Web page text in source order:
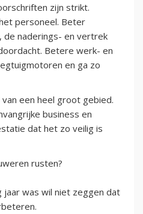
zijn strikt.
personeel. Beter
de naderings- en vertrek
Betere werk- en
en ga zo
een heel groot gebied.
business en
dat het zo veilig is
rusten?
jaar was wil niet zeggen dat